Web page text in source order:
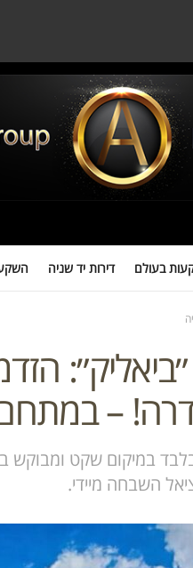
בעולם דירות יד שניה
– במתחם
במיקום שקט ומבוקש
השבחה מיידי.